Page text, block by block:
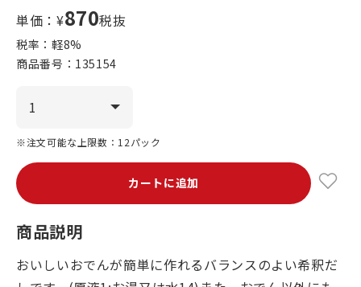
単価：¥870税抜
税率：軽8%
商品番号： 135154
※注文可能な上限数：12パック
カートに追加
商品説明
おいしいおでんが簡単に作れるバランスのよい希釈だ